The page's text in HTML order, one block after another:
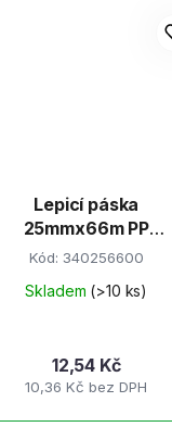
Lepicí páska
25mmx66m PP
transparentní
Kód: 340256600
Skladem (>10 ks)
10,36 Kč bez DPH
12,54 Kč